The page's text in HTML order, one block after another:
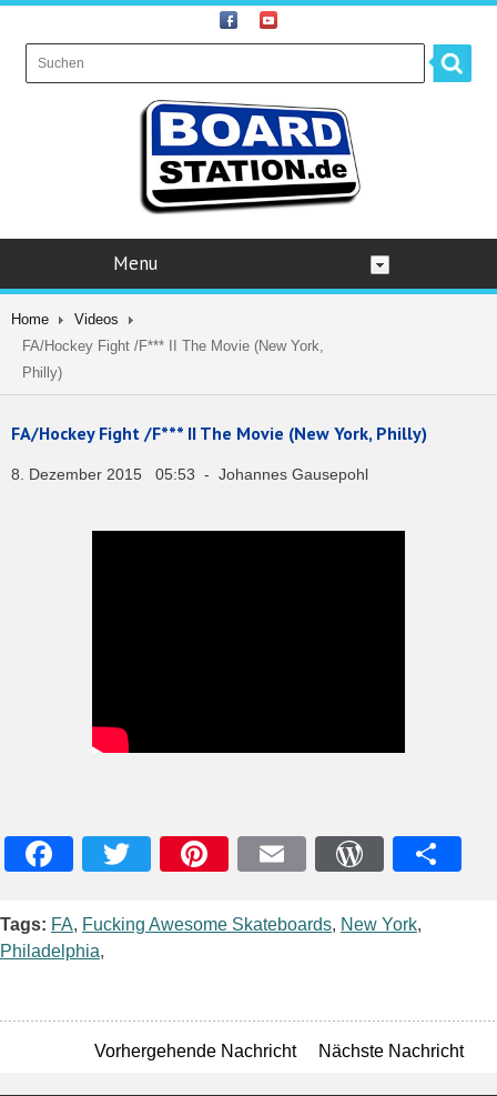
Menu
Home
Videos
FA/Hockey Fight /F*** II The Movie (New York,
Philly)
FA/Hockey Fight /F*** II The Movie (New York, Philly)
8. Dezember 2015 05:53 - Johannes Gausepohl
Tags: FA, Fucking Awesome Skateboards, New York,
Philadelphia,
Vorhergehende Nachricht Nächste Nachricht